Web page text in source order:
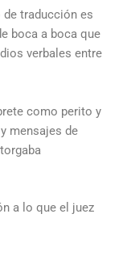
traducción es
boca a boca que
verbales entre
como perito y
mensajes de
a lo que el juez